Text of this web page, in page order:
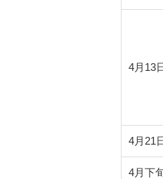
4月13
4月21
4月下